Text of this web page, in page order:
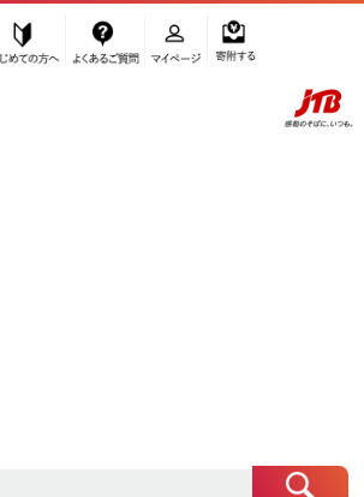
ふるぽ JTBのふるさと納税サイト